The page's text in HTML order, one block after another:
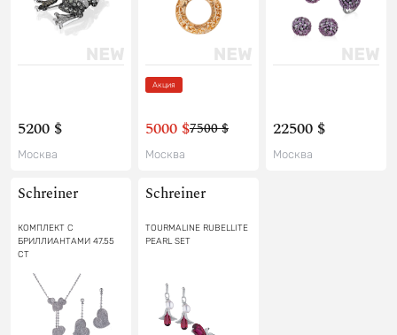
5200 $
Москва
Акция
5000 $7500 $
Москва
22500 $
Москва
Schreiner
КОМПЛЕКТ С
БРИЛЛИАНТАМИ 47.55
СТ
Schreiner
TOURMALINE RUBELLITE
PEARL SET